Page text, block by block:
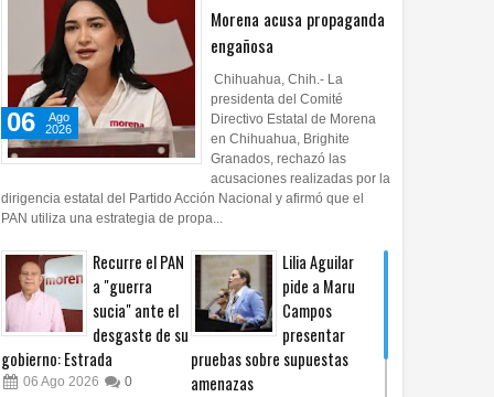
del DIF
en la carretera a
Ago
2026
Incendio consume vivienda de
madera en la Proletaria
Ampliación
06
Ago
2026
Morena acusa propaganda
engañosa
06
Ago
2026
Chihuahua, Chih.- La
presidenta del Comité
Directivo Estatal de Morena
en Chihuahua, Brighite
Granados, rechazó las
acusaciones realizadas por la
dirigencia estatal del Partido Acción Nacional y afirmó que el
PAN utiliza una estrategia de propa...
Recurre el PAN
a "guerra
sucia" ante el
desgaste de su
gobierno: Estrada
06 Ago 2026 0
Lilia Aguilar
pide a Maru
Campos
presentar
pruebas sobre supuestas
amenazas